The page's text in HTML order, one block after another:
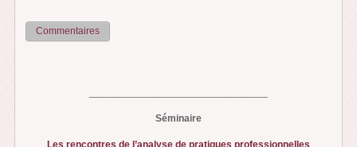
Commentaires
Séminaire
Les rencontres de l’analyse de pratiques professionnelles